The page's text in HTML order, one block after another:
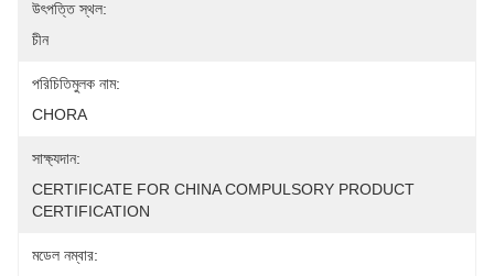
উৎপত্তি স্থল:
চীন
পরিচিতিমুলক নাম:
CHORA
সাক্ষ্যদান:
CERTIFICATE FOR CHINA COMPULSORY PRODUCT
CERTIFICATION
মডেল নম্বার: